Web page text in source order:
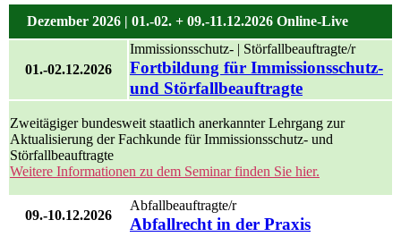
Dezember 2026 | 01.-02. + 09.-11.12.2026 Online-Live
01.-02.12.2026
Immissionsschutz- | Störfallbeauftragte/r
Fortbildung für Immissionsschutz-
und Störfallbeauftragte
Zweitägiger bundesweit staatlich anerkannter Lehrgang zur
Aktualisierung der Fachkunde für Immissionsschutz- und
Störfallbeauftragte
Weitere Informationen zu dem Seminar finden Sie hier.
09.-10.12.2026
Abfallbeauftragte/r
Abfallrecht in der Praxis